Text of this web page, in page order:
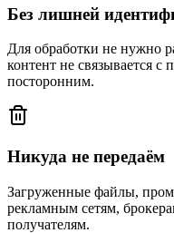
Без лишней
Для обработки не нужно
контент не связывается
посторонним.
Никуда не передаём
Загруженные файлы,
рекламным сетям,
получателям.